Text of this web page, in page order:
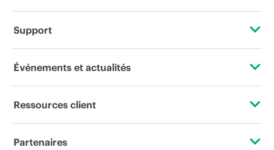
À propos de HPE
Responsabilité d’entreprise
HPE Labs
Support
Services d’assistance opérationnelle (OSS)
Événements et actualités
Événements
Ressources client
Nous contacter
Partenaires